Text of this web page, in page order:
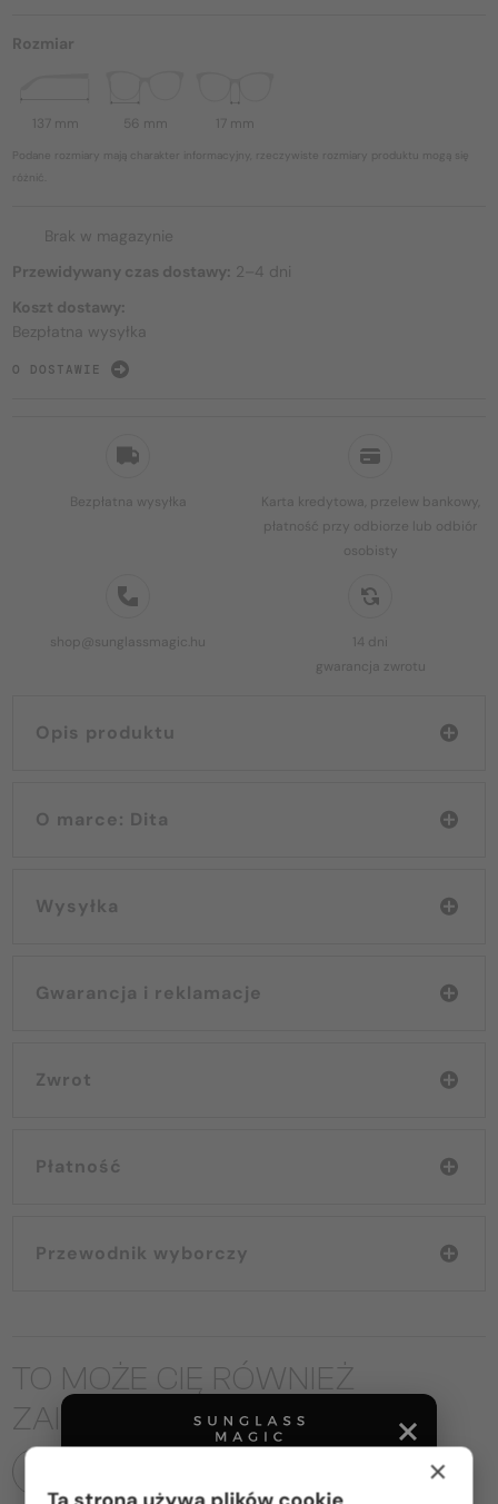
Bezpłatna wysyłka
Karta kredytowa, przelew bankowy,
płatność przy odbiorze lub odbiór
osobisty
shop@sunglassmagic.hu
14 dni
gwarancja zwrotu
Opis produktu
O marce: Dita
Wysyłka
Gwarancja i reklamacje
Zwrot
Płatność
Przewodnik wyborczy
Rozmiar
137 mm 56 mm 17 mm
Podane rozmiary mają charakter informacyjny, rzeczywiste rozmiary produktu mogą się
różnić.
Brak w magazynie
Przewidywany czas dostawy: 2–4 dni
Koszt dostawy:
Bezpłatna wysyłka
O DOSTAWIE
TO MOŻE CIĘ RÓWNIEŻ
ZAINTERESOWAĆ
×